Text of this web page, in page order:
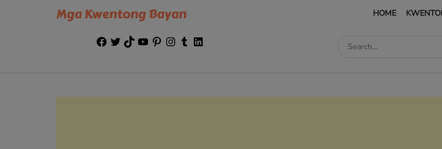
Mga Kwentong Bayan HOME
Facebook
TwitterTikTokYouTubePinterest
Instagram
Tumblr